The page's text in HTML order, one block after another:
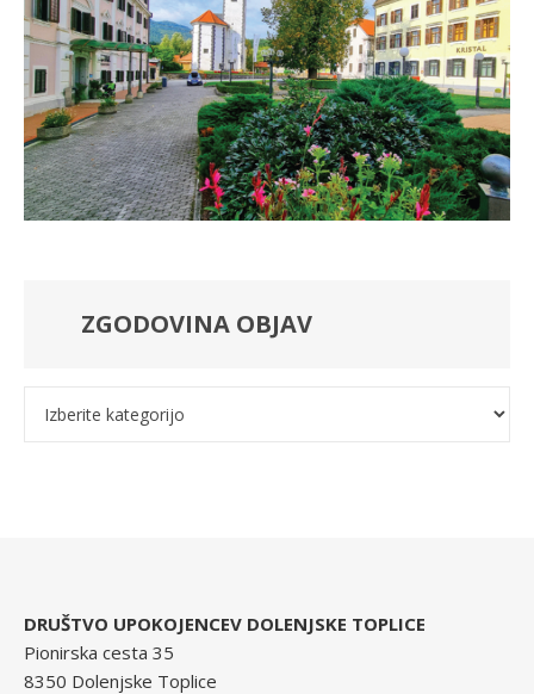
ZGODOVINA OBJAV
DRUŠTVO UPOKOJENCEV DOLENJSKE TOPLICE
Pionirska cesta 35
8350 Dolenjske Toplice